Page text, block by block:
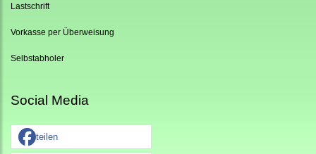
Lastschrift
Vorkasse per Überweisung
Selbstabholer
Social Media
teilen